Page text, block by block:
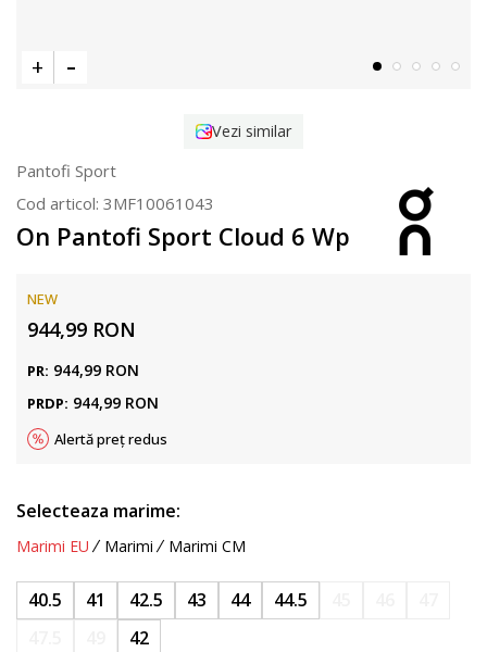
Vezi similar
Pantofi Sport
Cod articol: 3MF10061043
On Pantofi Sport Cloud 6 Wp
NEW
944,99 RON
PR: 944,99 RON
PRDP: 944,99 RON
Alertă preț redus
Selecteaza marime:
Marimi EU Marimi Marimi CM
40.5 41 42.5 43 44 44.5
42